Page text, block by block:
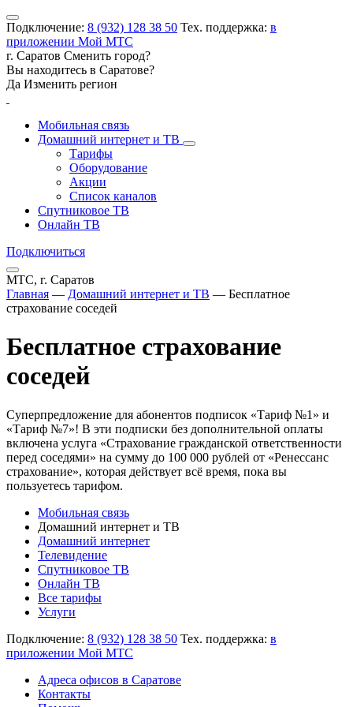
Подключение: 8 (932) 128 38 50 Тех. поддержка: в
приложении Мой МТС
г. Саратов Сменить город?
Вы находитесь в Саратове?
Да Изменить регион
Мобильная связь
Домашний интернет и ТВ
Тарифы
Оборудование
Акции
Список каналов
Спутниковое ТВ
Онлайн ТВ
Подключиться
МТС, г. Саратов
Главная — Домашний интернет и ТВ — Бесплатное
страхование соседей
Бесплатное страхование
соседей
Суперпредложение для абонентов подписок «Тариф №1» и
«Тариф №7»! В эти подписки без дополнительной оплаты
включена услуга «Страхование гражданской ответственности
перед соседями» на сумму до 100 000 рублей от «Ренессанс
страхование», которая действует всё время, пока вы
пользуетесь тарифом.
Мобильная связь
Домашний интернет и ТВ
Домашний интернет
Телевидение
Спутниковое ТВ
Онлайн ТВ
Все тарифы
Услуги
Подключение: 8 (932) 128 38 50 Тех. поддержка: в
приложении Мой МТС
Адреса офисов в Саратове
Контакты